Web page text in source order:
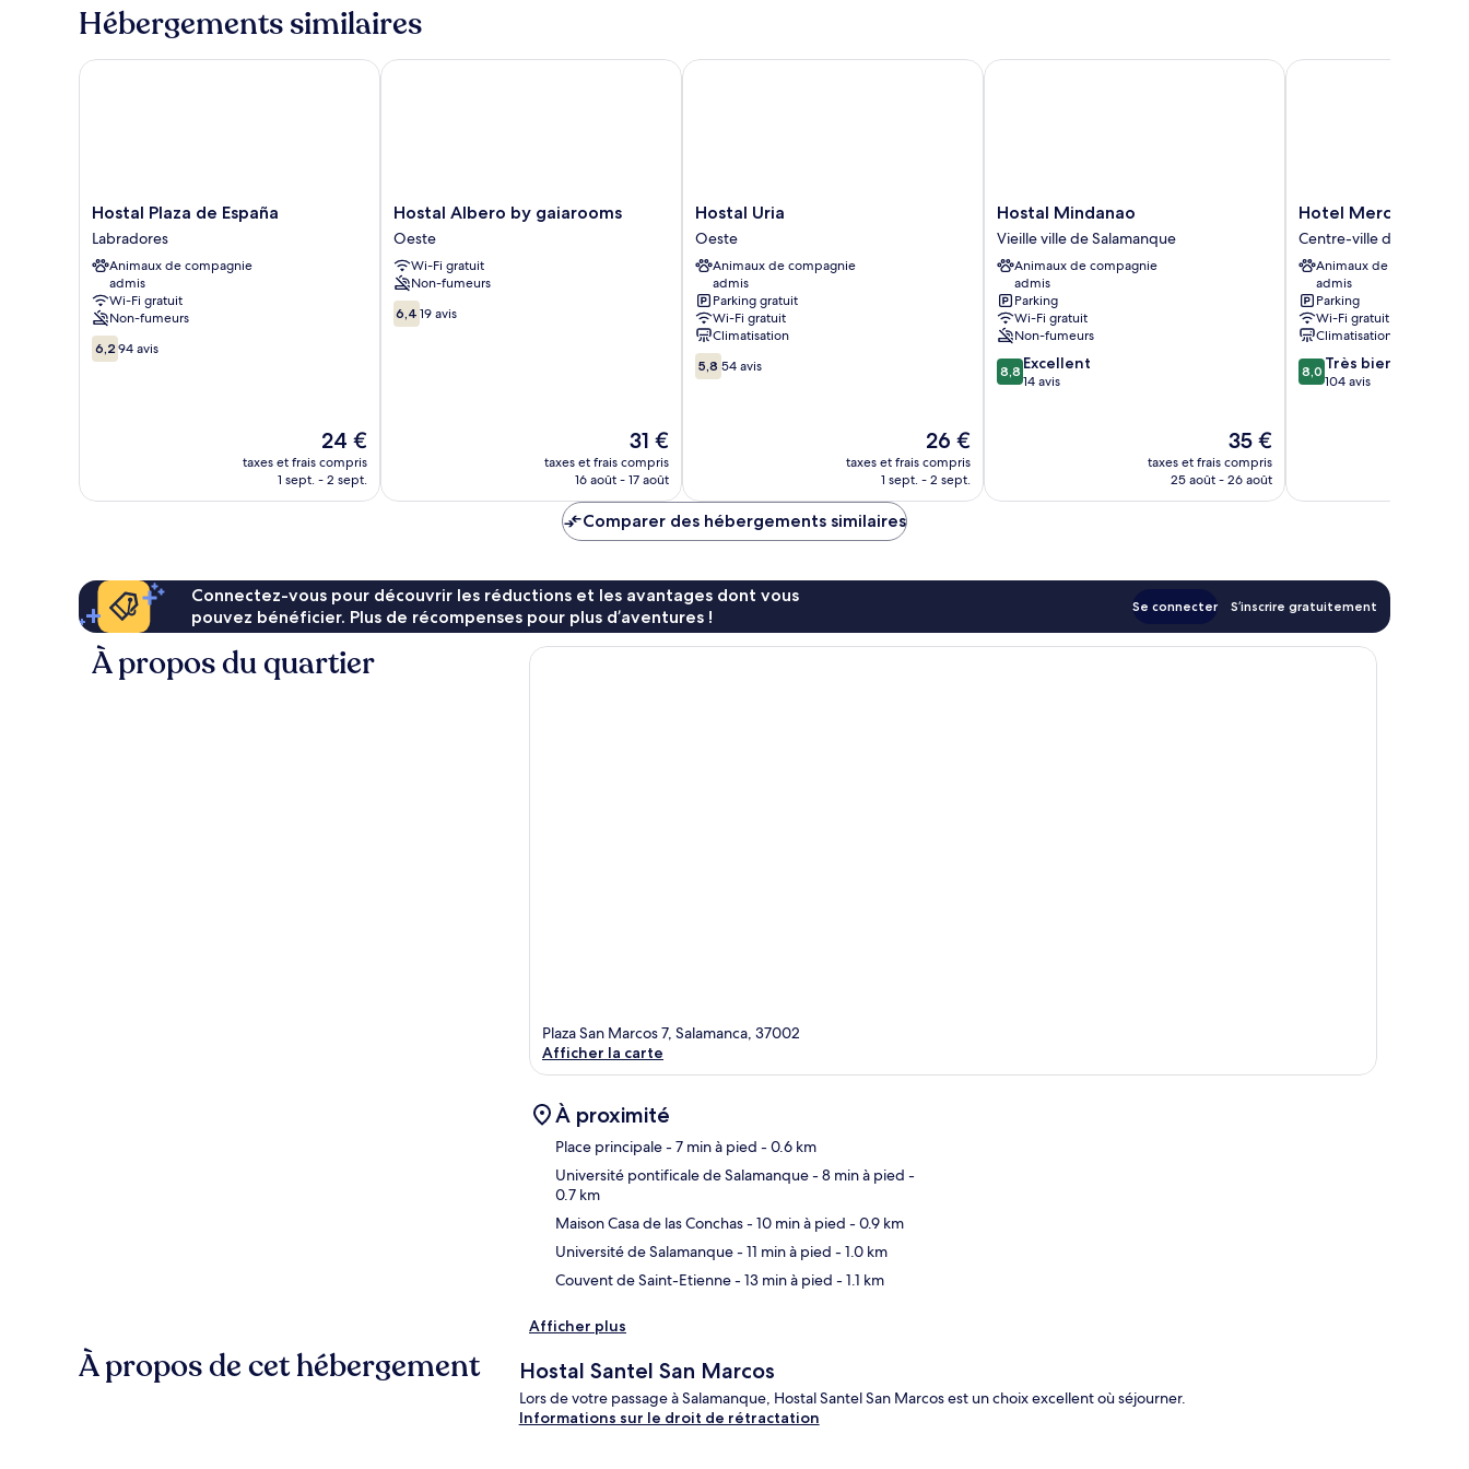
type
de
Chambre
Hébergements similaires
Hostal
Plaza
de
España
Labradores
Hostal Plaza de España
Labradores
Animaux de compagnie
admis
Wi-Fi gratuit
Non-fumeurs
6.2
sur
6,2 94 avis
Le
nouveau
prix
24 €
taxes et frais compris
1 sept. - 2 sept.
Hostal Plaza de España
Hostal
Albero
by
gaiarooms
Oeste
Hostal Albero by gaiarooms
Oeste
Wi-Fi gratuit
Non-fumeurs
6.4
sur
6,4 19 avis
Le
nouveau
prix
de
31 €
taxes et frais compris
16 août - 17 août
Hostal Albero by gaiarooms
Hostal
Uria
Oeste
Hostal Uria
Oeste
Animaux de compagnie
admis
Parking gratuit
Wi-Fi gratuit
Climatisation
5.8
sur
5,8 54 avis
Le
nouveau
prix
26 €
taxes et frais compris
1 sept. - 2 sept.
Hostal Uria
Hostal
Mindanao
Vieille
ville
Salamanque
Hostal Mindanao
Vieille ville de Salamanque
Animaux de compagnie
admis
Parking
Wi-Fi gratuit
Non-fumeurs
8.8
sur
8,8 Excellent
14 avis
Le
nouveau
prix
35 €
taxes et frais compris
25 août - 26 août
Hostal Mindanao
Hotel
Mercado
by
gaiarooms
Centre-
ville
de
Salamanca
Hotel Mercado by
Centre-ville de
Animaux de compagnie
admis
Parking
Wi-Fi gratuit
Climatisation
8.0
sur
8,0 Très bien
104 avis
Hotel Mercado by
Comparer des hébergements similaires
Connectez-vous pour découvrir les réductions et les avantages dont vous
pouvez bénéficier. Plus de récompenses pour plus d’aventures !
Se connecter S’inscrire gratuitement
À propos du quartier
Plaza San Marcos 7, Salamanca, 37002
Afficher la carte
À proximité
Place principale- 7 min à pied - 0.6 km
Université pontificale de Salamanque- 8 min à pied -
0.7 km
Maison Casa de las Conchas- 10 min à pied - 0.9 km
Université de Salamanque- 11 min à pied - 1.0 km
Couvent de Saint-Etienne- 13 min à pied - 1.1 km
Afficher plus
À propos de cet hébergement Hostal Santel San Marcos
Lors de votre passage à Salamanque, Hostal Santel San Marcos est un choix excellent où séjourner.
Informations sur le droit de rétractation